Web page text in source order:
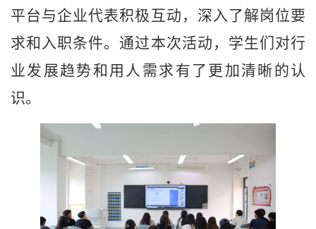
平台与企业代表积极互动，深入了解岗位要
求和入职条件。通过本次活动，学生们对行
业发展趋势和用人需求有了更加清晰的认
识。